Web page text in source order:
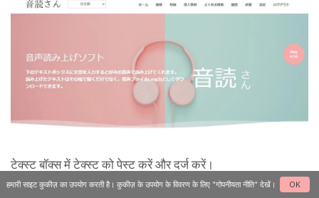
टेक्स्ट बॉक्स में टेक्स्ट को पेस्ट करें और दर्ज करें।
हमारी साइट कुकीज़ का उपयोग करती है। कुकीज़ के उपयोग के विवरण के लिए "गोपनीयता नीति" देखें। OK